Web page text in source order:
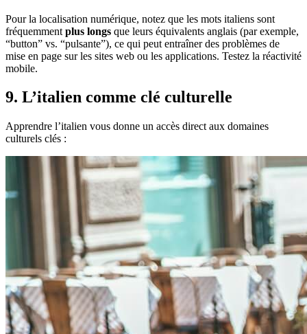
Pour la localisation numérique, notez que les mots italiens sont
fréquemment plus longs que leurs équivalents anglais (par exemple,
“button” vs. “pulsante”), ce qui peut entraîner des problèmes de
mise en page sur les sites web ou les applications. Testez la réactivité
mobile.
9. L’italien comme clé culturelle
Apprendre l’italien vous donne un accès direct aux domaines
culturels clés :